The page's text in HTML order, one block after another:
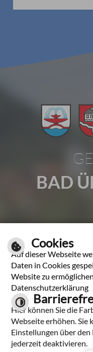
BAD
Tel.: 07331
E-
Cookies
Auf dieser Webseite
Daten in Cookies
Website zu
Datenschutzerklärung
Hier können Sie die
Webseite erhöhen. Sie
Einstellungen über
jederzeit deaktivieren.